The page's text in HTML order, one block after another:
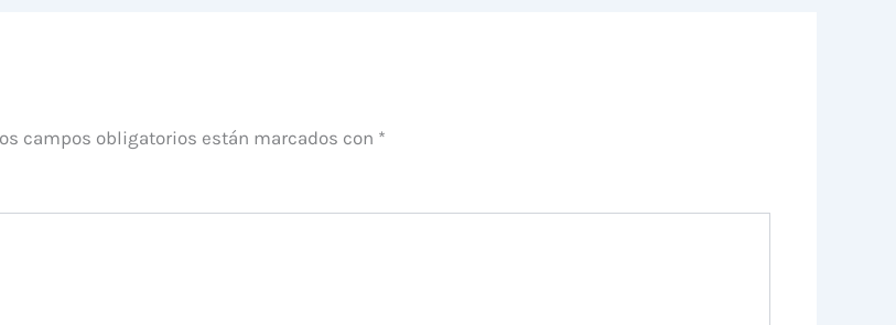
campos obligatorios están marcados con *